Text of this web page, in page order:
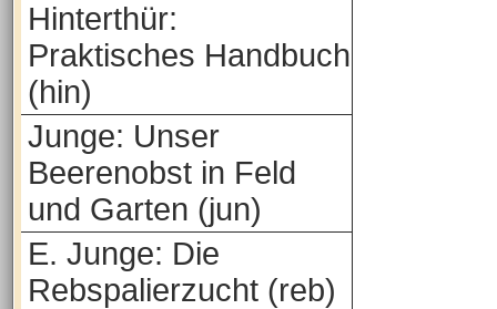
Hinterthür:
Praktisches Handbuch
(hin)
Junge: Unser
Beerenobst in Feld
und Garten (jun)
E. Junge: Die
Rebspalierzucht (reb)